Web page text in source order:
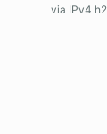
via IPv4 h2